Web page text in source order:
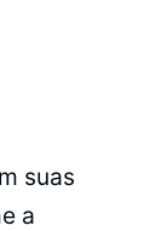
suas
a